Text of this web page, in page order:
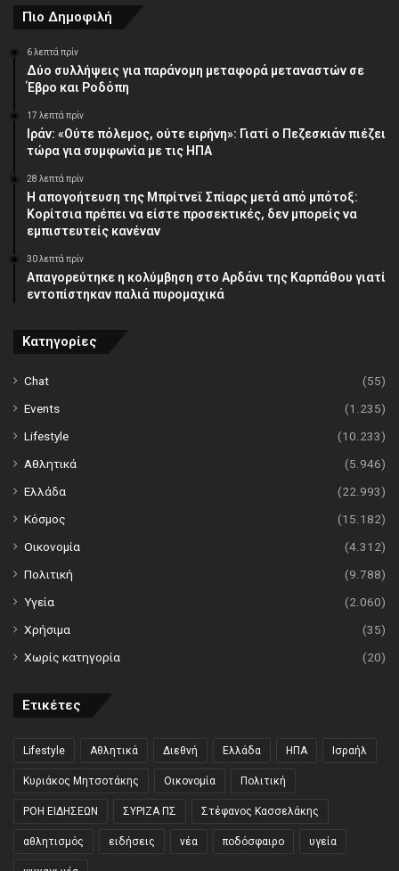
Πιο Δημοφιλή
6 λεπτά πρίν
Δύο συλλήψεις για παράνομη μεταφορά μεταναστών σε
Έβρο και Ροδόπη
17 λεπτά πρίν
Ιράν: «Ούτε πόλεμος, ούτε ειρήνη»: Γιατί ο Πεζεσκιάν πιέζει
τώρα για συμφωνία με τις ΗΠΑ
28 λεπτά πρίν
Η απογοήτευση της Μπρίτνεϊ Σπίαρς μετά από μπότοξ:
Κορίτσια πρέπει να είστε προσεκτικές, δεν μπορείς να
εμπιστευτείς κανέναν
30 λεπτά πρίν
Απαγορεύτηκε η κολύμβηση στο Αρδάνι της Καρπάθου γιατί
εντοπίστηκαν παλιά πυρομαχικά
Κατηγορίες
Chat
(55)
Events
(1.235)
Lifestyle
(10.233)
Αθλητικά
(5.946)
Ελλάδα
(22.993)
Κόσμος
(15.182)
Οικονομία
(4.312)
Πολιτική
(9.788)
Υγεία
(2.060)
Χρήσιμα
(35)
Χωρίς κατηγορία
(20)
Ετικέτες
Lifestyle Αθλητικά Διεθνή Ελλάδα ΗΠΑ Ισραήλ
Κυριάκος Μητσοτάκης Οικονομία Πολιτική
ΡΟΗ ΕΙΔΗΣΕΩΝ ΣΥΡΙΖΑ ΠΣ Στέφανος Κασσελάκης
αθλητισμός ειδήσεις νέα ποδόσφαιρο υγεία